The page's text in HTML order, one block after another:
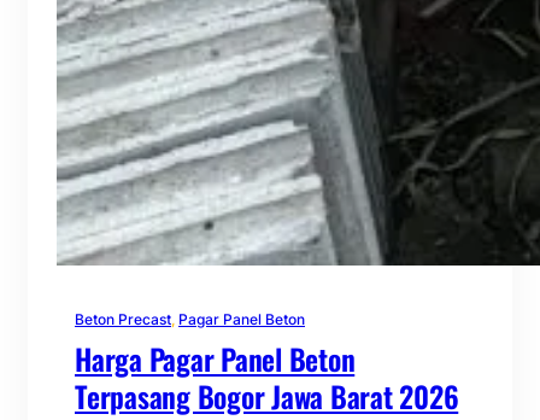
Beton Precast, Pagar Panel Beton
Harga Pagar Panel Beton
Terpasang Bogor Jawa Barat 2026